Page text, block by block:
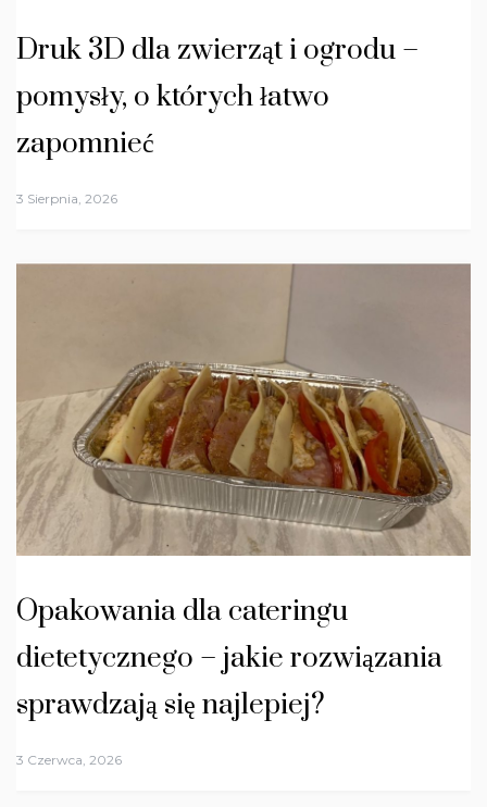
Druk 3D dla zwierząt i ogrodu –
pomysły, o których łatwo
zapomnieć
3 Sierpnia, 2026
Opakowania dla cateringu
dietetycznego – jakie rozwiązania
sprawdzają się najlepiej?
3 Czerwca, 2026